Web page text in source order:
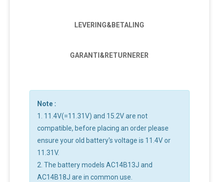
LEVERING&BETALING
GARANTI&RETURNERER
Note :
1. 11.4V(=11.31V) and 15.2V are not
compatible, before placing an order please
ensure your old battery's voltage is 11.4V or
11.31V.
2. The battery models AC14B13J and
AC14B18J are in common use.